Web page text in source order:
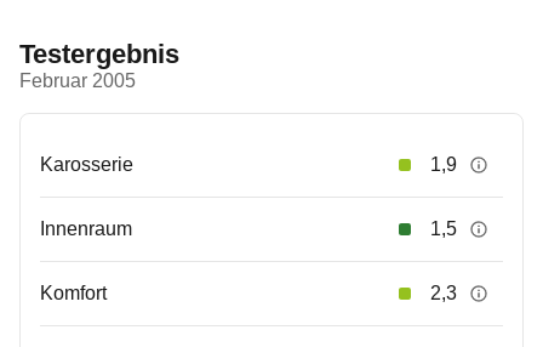
Testergebnis
Februar 2005
Karosserie 1,9
Innenraum 1,5
Komfort 2,3